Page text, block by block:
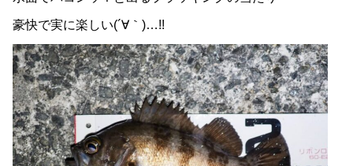
豪快で実に楽しい(´∀｀)…!!